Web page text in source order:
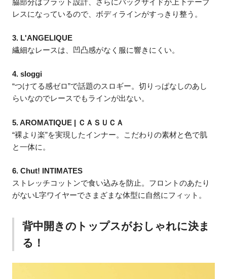
レスになっているので、ボディラインがすっきり整う。
3. L'ANGELIQUE
繊細なレースは、凹凸感がなく服に響きにくい。
4. sloggi
“つけてる感ゼロ”で話題のスロギー。切りっぱなしのあし
らいなのでレースでもラインが出ない。
5. AROMATIQUE | ＣＡＳＵＣＡ
“裸より楽”を実現したインナー。こだわりの素材と色で肌
と一体に。
6. Chut! INTIMATES
ストレッチコットンで食い込みを防止。フロントのあたり
がないL字ワイヤーでさまざまな体型に自然にフィット。
背中開きのトップスがおしゃれに決ま
る！